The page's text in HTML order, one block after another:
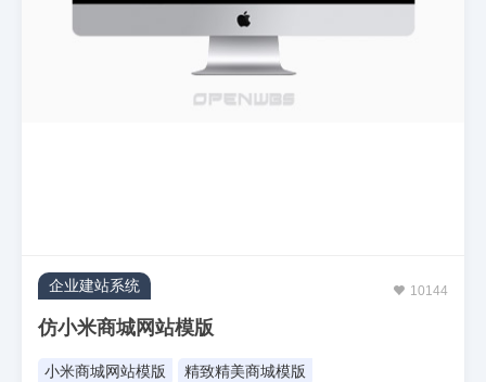
企业建站系统 10144
仿小米商城网站模版
小米商城网站模版 精致精美商城模版